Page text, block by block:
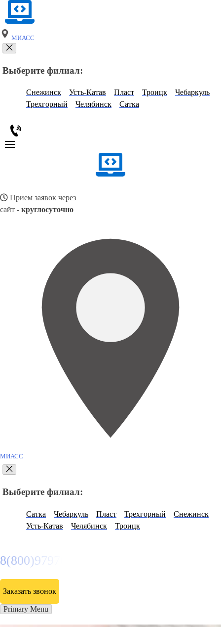
МИАСС
Выберите филиал:
Снежинск Усть-Катав Пласт Троицк
Чебаркуль
Трехгорный
Челябинск Сатка
Прием заявок через
сайт - круглосуточно
МИАСС
Выберите филиал:
Сатка Чебаркуль Пласт Трехгорный
Снежинск
Усть-Катав
Челябинск Троицк
8(800)9797043
Заказать звонок
Primary Menu